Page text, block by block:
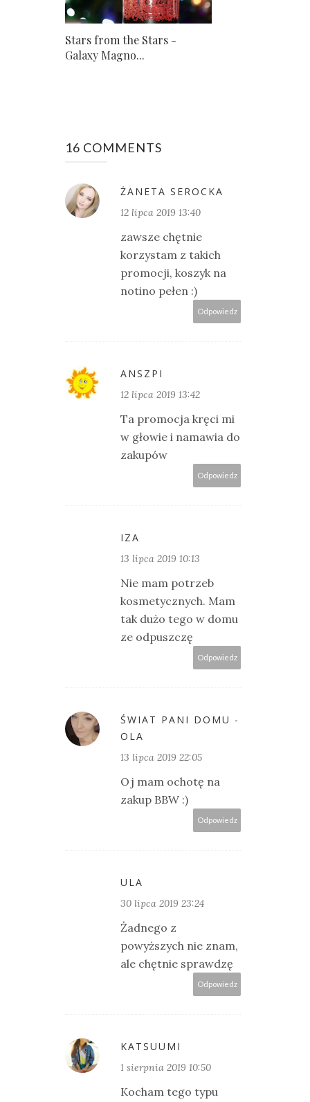
Stars from the Stars -
Galaxy Magno...
16 COMMENTS
ŻANETA SEROCKA
12 lipca 2019 13:40
zawsze chętnie
korzystam z takich
promocji, koszyk na
notino pełen :)
Odpowiedz
ANSZPI
12 lipca 2019 13:42
Ta promocja kręci mi
w głowie i namawia do
zakupów
Odpowiedz
IZA
13 lipca 2019 10:13
Nie mam potrzeb
kosmetycznych. Mam
tak dużo tego w domu
ze odpuszczę
Odpowiedz
ŚWIAT PANI DOMU -
OLA
13 lipca 2019 22:05
Oj mam ochotę na
zakup BBW :)
Odpowiedz
ULA
30 lipca 2019 23:24
Żadnego z
powyższych nie znam,
ale chętnie sprawdzę
Odpowiedz
KATSUUMI
1 sierpnia 2019 10:50
Kocham tego typu